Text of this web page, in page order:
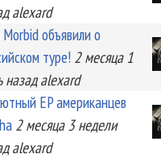
alexard
Morbid объявили о
туре! 2 месяца 1
назад alexard
EP американцев
2 месяца 3 недели
alexard